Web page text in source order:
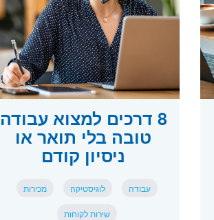
8 דרכים למצוא עבודה
טובה בלי תואר או
ניסיון קודם
עבודה לוגיסטיקה מכירות
שירות לקוחות